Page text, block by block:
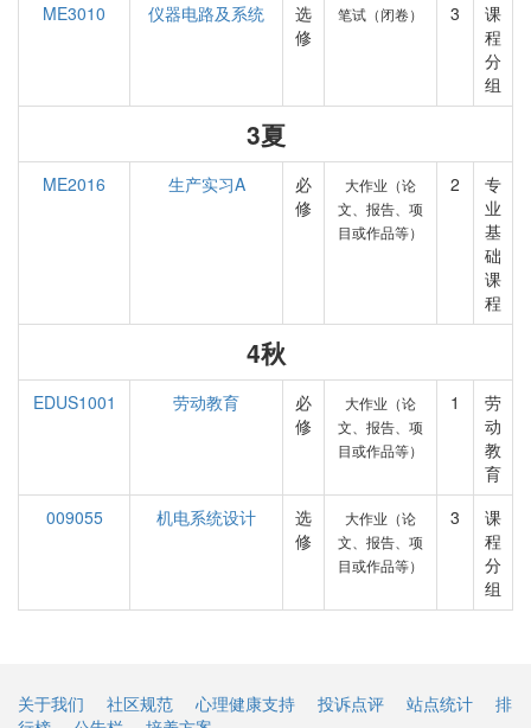
ME3010
仪器电路及系统
选
修
笔试（闭卷） 3
课
程
分
组
3夏
ME2016 生产实习A
必
修
大作业（论
文、报告、项
目或作品等）
2
专
业
基
础
课
程
4秋
EDUS1001 劳动教育
必
修
大作业（论
文、报告、项
目或作品等）
1
劳
动
教
育
009055
机电系统设计
选
修
大作业（论
文、报告、项
目或作品等）
3
课
程
分
组
关于我们 社区规范 心理健康支持 投诉点评 站点统计
排